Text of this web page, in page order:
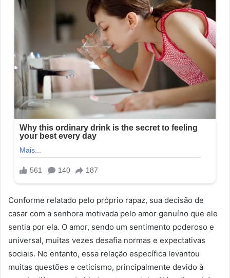
Conforme relatado pelo próprio rapaz, sua decisão de
casar com a senhora motivada pelo amor genuíno que ele
sentia por ela. O amor, sendo um sentimento poderoso e
universal, muitas vezes desafia normas e expectativas
sociais. No entanto, essa relação específica levantou
muitas questões e ceticismo, principalmente devido à